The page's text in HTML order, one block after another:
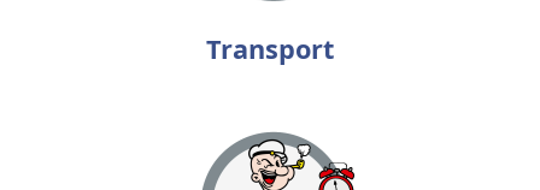
Transport